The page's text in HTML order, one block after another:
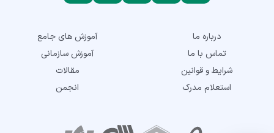
درباره ما
تماس با ما
شرایط و قوانین
استعلام مدرک
آموزش های جامع
آموزش سازمانی
مقالات
انجمن
نمادهای اعتماد